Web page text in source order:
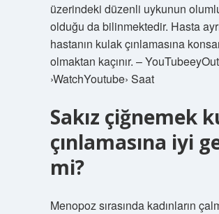
üzerindeki düzenli uykunun
olduğu da bilinmektedir. Hasta
hastanın kulak çınlamasına
olmaktan kaçınır. –
›WatchYoutube› Saat
Sakız çiğnemek
çınlamasına iyi
mi?
Menopoz sırasında kadınların